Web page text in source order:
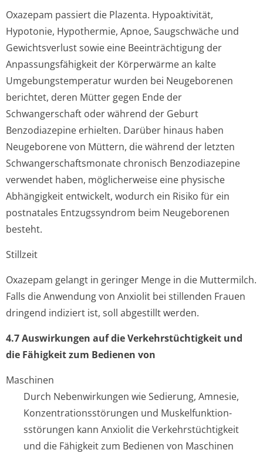
Oxazepam passiert die Plazenta. Hypoaktivität,
Hypotonie, Hypothermie, Apnoe, Saugschwäche und
Gewichtsverlust sowie eine Beeinträchtigung der
Anpassungsfähigkeit der Körperwärme an kalte
Umgebungstemperatur wurden bei Neugeborenen
berichtet, deren Mütter gegen Ende der
Schwangerschaft oder während der Geburt
Benzodiazepine erhielten. Darüber hinaus haben
Neugeborene von Müttern, die während der letzten
Schwangerschaf­tsmonate chronisch Benzodiazepine
verwendet haben, möglicherweise eine physische
Abhängigkeit entwickelt, wodurch ein Risiko für ein
postnatales Entzugssyndrom beim Neugeborenen
besteht.
Stillzeit
Oxazepam gelangt in geringer Menge in die Muttermilch.
Falls die Anwendung von Anxiolit bei stillenden Frauen
dringend indiziert ist, soll abgestillt werden.
4.7 Auswirkungen auf die Verkehrstüchtigkeit und
die Fähigkeit zum Bedienen von
Maschinen
Durch Nebenwirkungen wie Sedierung, Amnesie,
Konzentration­sstörungen und Muskelfunktion­
sstörungen kann Anxiolit die Verkehrstüchtigkeit
und die Fähigkeit zum Bedienen von Maschinen